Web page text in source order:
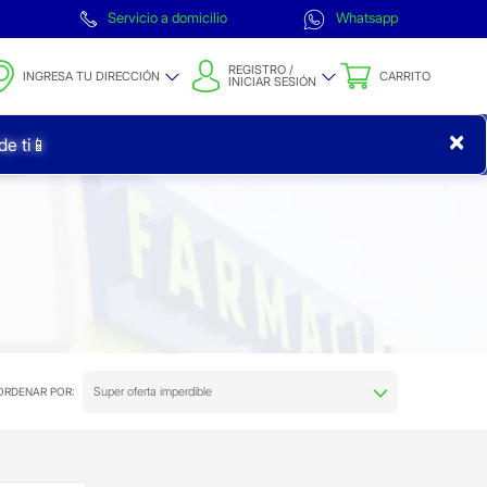
Servicio a domicilio Whatsapp
INGRESA TU DIRECCIÓN REGISTRO /
INICIAR SESIÓN CARRITO
ti📱 ×
POR: Super oferta imperdible